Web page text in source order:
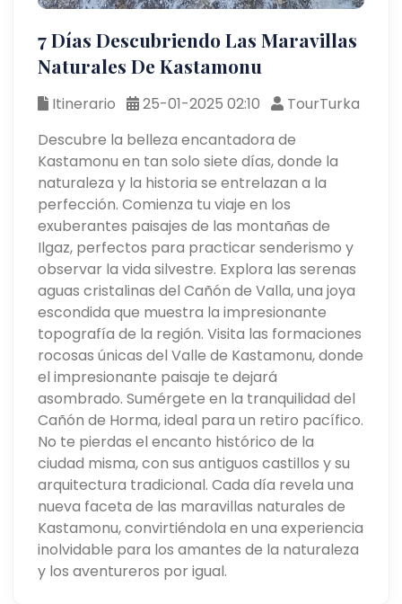
7 Días Descubriendo Las Maravillas
Naturales De Kastamonu
Itinerario 25-01-2025 02:10
TourTurka
Descubre la belleza encantadora de
Kastamonu en tan solo siete días, donde la
naturaleza y la historia se entrelazan a la
perfección. Comienza tu viaje en los
exuberantes paisajes de las montañas de
Ilgaz, perfectos para practicar senderismo y
observar la vida silvestre. Explora las serenas
aguas cristalinas del Cañón de Valla, una joya
escondida que muestra la impresionante
topografía de la región. Visita las formaciones
rocosas únicas del Valle de Kastamonu, donde
el impresionante paisaje te dejará
asombrado. Sumérgete en la tranquilidad del
Cañón de Horma, ideal para un retiro pacífico.
No te pierdas el encanto histórico de la
ciudad misma, con sus antiguos castillos y su
arquitectura tradicional. Cada día revela una
nueva faceta de las maravillas naturales de
Kastamonu, convirtiéndola en una experiencia
inolvidable para los amantes de la naturaleza
y los aventureros por igual.